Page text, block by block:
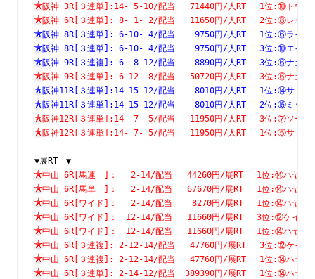
阪神 3R[３連単]:14- 5-10/配当   71440円/人RT　
阪神 6R[３連単]: 8- 1- 2/配当   11650円/人RT　 2
阪神 8R[３連単]: 6-10- 4/配当    9750円/人RT　 1位
阪神 8R[３連単]: 6-10- 4/配当    9750円/人RT　 3
阪神 9R[３連複]: 6- 8-12/配当    8890円/人RT　 3位:⑥ナガラ
阪神 9R[３連単]: 6-12- 8/配当   50720円/人RT　 3位:⑥ナガ
阪神11R[３連単]:14-15-12/配当    8010円/人RT　 1位:⑭サトノ
阪神11R[３連単]:14-15-12/配当    8010円/人RT　 2位:⑮ミッキ
阪神12R[３連単]:14- 7- 5/配当   11950円/人RT　 3
阪神12R[３連単]:14- 7- 5/配当   11950円/人RT　 1位
▼展RT　▼
中山 6R[馬連　]：　 2-14/配当   44260円/展RT　 1
中山 6R[馬単　]：　 2-14/配当   67670円/展RT　 1
中山 6R[ワイド]：　 2-14/配当    8270円/展RT　 1
中山 6R[ワイド]：　12-14/配当   11660円/展RT　
中山 6R[ワイド]：　12-14/配当   11660円/展RT　 1
中山 6R[３連複]: 2-12-14/配当   47760円/展RT　
中山 6R[３連複]: 2-12-14/配当   47760円/展RT　 1
中山 6R[３連単]: 2-14-12/配当  389390円/展RT　 1